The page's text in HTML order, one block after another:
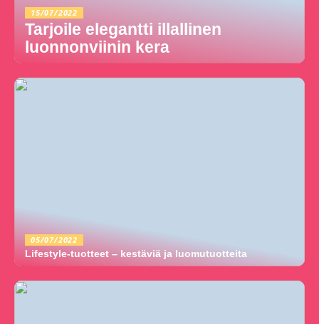
15/07/2022
Tarjoile elegantti illallinen
luonnonviinin kera
05/07/2022
Lifestyle-tuotteet – kestäviä ja luomutuotteita